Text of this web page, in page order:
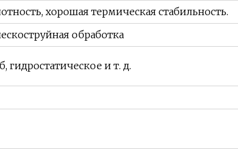
хорошая термическая стабильность.
обработка
гидростатическое и т. д.